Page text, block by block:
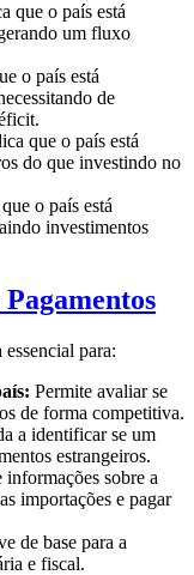
que o país está
um fluxo
o país está
de
que o país está
do que investindo no
o país está
investimentos
para:
Permite avaliar se
de forma competitiva.
a identificar se um
estrangeiros.
informações sobre a
importações e pagar
de base para a
e fiscal.